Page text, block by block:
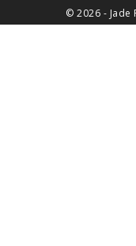
© 2026 - Jade